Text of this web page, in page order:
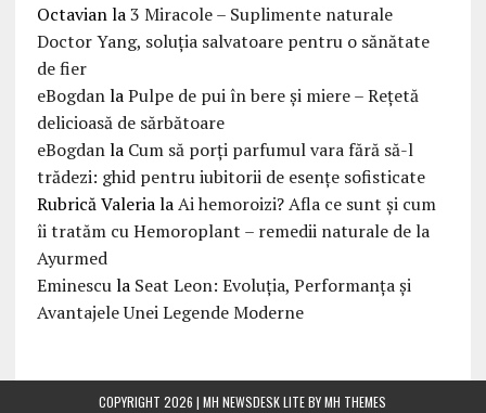
Octavianla3 Miracole – Suplimente naturale
Doctor Yang, soluția salvatoare pentru o sănătate
de fier
eBogdanlaPulpe de pui în bere și miere – Rețetă
delicioasă de sărbătoare
eBogdanla Cum să porți parfumul vara fără să-l
trădezi: ghid pentru iubitorii de esențe sofisticate
Rubrică ValerialaAi hemoroizi? Afla ce sunt și cum
îi tratăm cu Hemoroplant – remedii naturale de la
Ayurmed
Eminescula Seat Leon: Evoluția, Performanța și
Avantajele Unei Legende Moderne
COPYRIGHT 2026 | MH NEWSDESK LITE BYMH THEMES